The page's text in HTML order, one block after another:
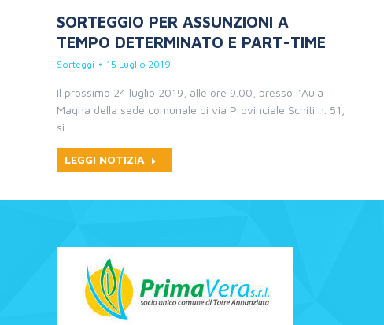
SORTEGGIO PER ASSUNZIONI A
TEMPO DETERMINATO E PART-TIME
Sorteggi 15 Luglio 2019
Il prossimo 24 luglio 2019, alle ore 9.00, presso l’Aula
Magna della sede comunale di via Provinciale Schiti n. 51,
si…
LEGGI NOTIZIA